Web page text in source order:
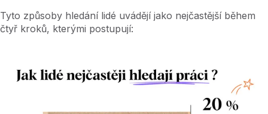
Tyto způsoby hledání lidé uvádějí jako nejčastější během
čtyř kroků, kterými postupují: